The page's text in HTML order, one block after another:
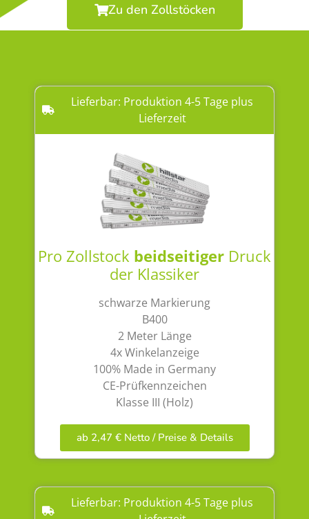
Zu den Zollstöcken
Lieferbar: Produktion 4-5 Tage plus
Lieferzeit
Pro Zollstock beidseitiger Druck
der Klassiker
schwarze Markierung
B400
2 Meter Länge
4x Winkelanzeige
100% Made in Germany
CE-Prüfkennzeichen
Klasse III (Holz)
ab 2,47 € Netto / Preise & Details
Lieferbar: Produktion 4-5 Tage plus